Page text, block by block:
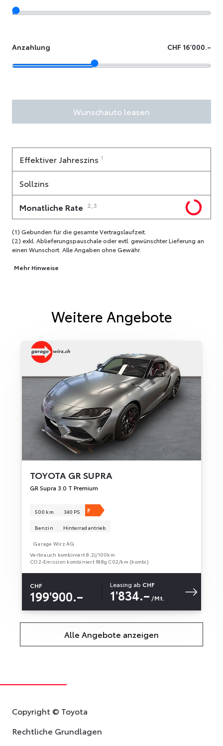
Anzahlung CHF 16'000.–
Wunschauto leasen
Effektiver Jahreszins 1
Sollzins
Monatliche Rate 2,3
(1) Gebunden für die gesamte Vertragslaufzeit.
(2) exkl. Ablieferungspauschale oder evtl. gewünschter Lieferung an
einen Wunschort. Alle Angaben ohne Gewähr.
Mehr Hinweise
Weitere Angebote
TOYOTA GR SUPRA
GR Supra 3.0 T Premium
500 km 340 PS F
Benzin Hinterradantrieb
Garage Wirz AG
Verbrauch kombiniert 8.2l/100km
CO2-Emission kombiniert 188g C02/km (kombi)
CHF
199'900.–
Leasing ab CHF
1'834.– /Mt.
Alle Angebote anzeigen
Copyright © Toyota
Rechtliche Grundlagen